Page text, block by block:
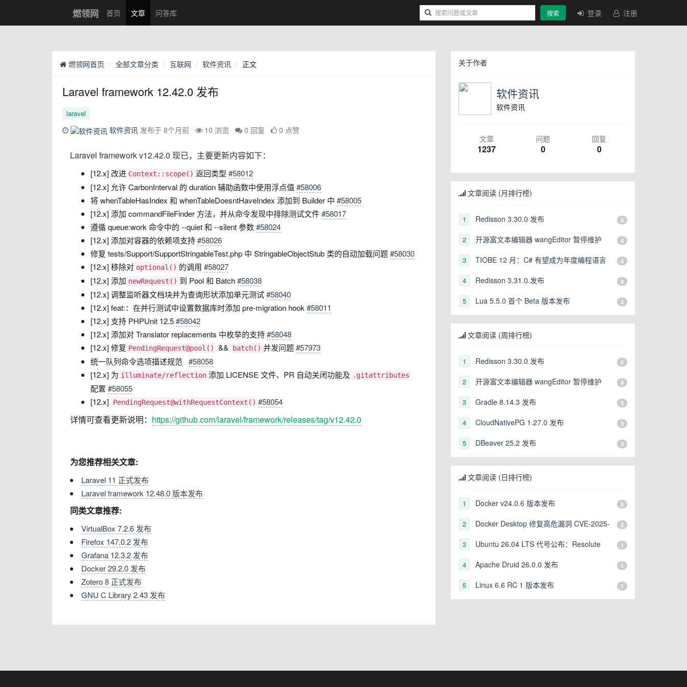
燃领网 首页 文章 问答库 搜索 登录 注册
燃领网首页 全部文章分类 互联网 软件资讯 正文
Laravel framework 12.42.0 发布
laravel
软件资讯 发布于 8个月前 10 浏览 0 回复 0 点赞
Laravel framework v12.42.0 现已，主要更新内容如下：
[12.x] 改进 Context::scope() 返回类型 #58012
[12.x] 允许 CarbonInterval 的 duration 辅助函数中使用浮点值 #58006
将 whenTableHasIndex 和 whenTableDoesntHaveIndex 添加到 Builder 中 #58005
[12.x] 添加 commandFileFinder 方法，并从命令发现中排除测试文件#58017
遵循 queue:work 命令中的 --quiet 和 --silent 参数#58024
[12.x] 添加对容器的依赖项支持#58026
修复 tests/Support/SupportStringableTest.php 中 StringableObjectStub 类的自动加载问题#58030
[12.x] 移除对 optional() 的调用 #58027
[12.x] 添加 newRequest() 到 Pool 和 Batch#58038
[12.x] 调整监听器文档块并为查询形状添加单元测试#58040
[12.x] feat:：在并行测试中设置数据库时添加 pre-migration hook #58011
[12.x] 支持 PHPUnit 12.5#58042
[12.x] 添加对 Translator replacements 中枚举的支持#58048
[12.x] 修复 PendingRequest@pool() && batch() 并发问题#57973
统一队列命令选项描述规范 #58058
[12.x] 为 illuminate/reflection 添加 LICENSE 文件、PR 自动关闭功能及 .gitattributes
配置 ​​​​​​​ #58055
[12.x] PendingRequest@withRequestContext() #58054
详情可查看更新说明： https://github.com/laravel/framework/releases/tag/v12.42.0
为您推荐相关文章:
Laravel 11 正式发布
Laravel framework 12.48.0 版本发布
同类文章推荐:
VirtualBox 7.2.6 发布
Firefox 147.0.2 发布
Grafana 12.3.2 发布
Docker 29.2.0 发布
Zotero 8 正式发布
GNU C Library 2.43 发布
关于作者
软件资讯
软件资讯
文章
1237
问题
0
回复
0
文章阅读 (月排行榜)
1 Redisson 3.30.0 发布 5
2 开源富文本编辑器 wangEditor 暂停维护 4
3 TIOBE 12 月：C# 有望成为年度编程语言 4
4 Redisson 3.31.0 发布 4
5 Lua 5.5.0 首个 Beta 版本发布 3
文章阅读 (周排行榜)
1 Redisson 3.30.0 发布 5
2 开源富文本编辑器 wangEditor 暂停维护 4
3 Gradle 8.14.3 发布 3
4 CloudNativePG 1.27.0 发布 3
5 DBeaver 25.2 发布 3
文章阅读 (日排行榜)
1 Docker v24.0.6 版本发布 2
2
Docker Desktop 修复高危漏洞 CVE-2025-
2
3
Ubuntu 26.04 LTS 代号公布：Resolute
1
4 Apache Druid 26.0.0 发布 1
5 Linux 6.6 RC 1 版本发布 1